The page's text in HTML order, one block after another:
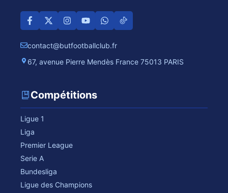
contact@butfootballclub.fr
67, avenue Pierre Mendès France 75013 PARIS
Compétitions
Ligue 1
Liga
Premier League
Serie A
Bundesliga
Ligue des Champions